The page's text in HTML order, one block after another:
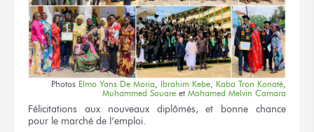
Photos Elmo Yans De Moria Ibrahim Kebe Kaba Tron Konaté
Muhammed Souare et Mohamed Melvin Camara
Félicitations aux nouveauxdiplômés,et bonne chance
pour le marché de l’emploi.